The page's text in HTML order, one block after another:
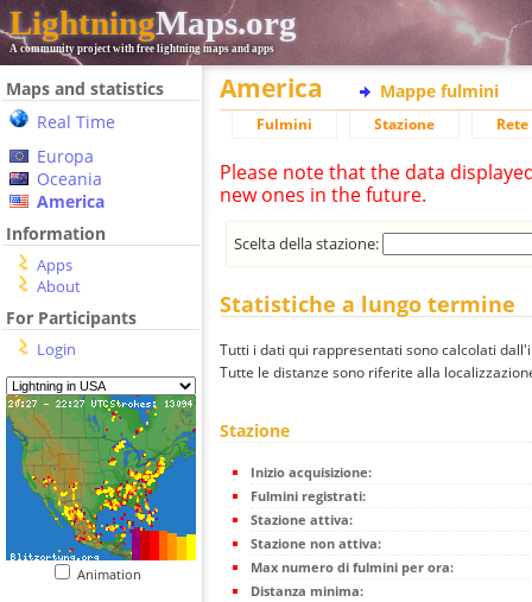
LightningMaps.org
A community project with free lightning maps and apps
Maps and statistics
Real Time
Europa
Oceania
America
Information
Apps
About
For Participants
Login
Animation
America Mappe fulmini
Fulmini Stazione
Please note that the data
new ones in the future.
Scelta della stazione:
Statistiche a lungo termine
Tutti i dati qui rappresentati sono calcolati
Tutte le distanze sono riferite alla
Stazione
Inizio acquisizione:
Fulmini registrati:
Stazione attiva:
Stazione non attiva:
Max numero di fulmini per ora:
Distanza minima: